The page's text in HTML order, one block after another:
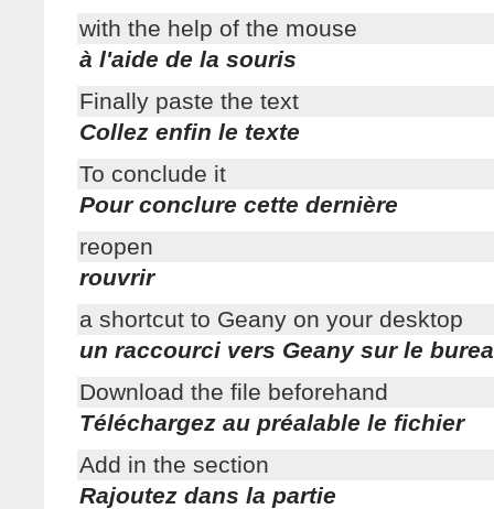
with the help of the mouse
à l'aide de la souris
Finally paste the text
Collez enfin le texte
To conclude it
Pour conclure cette dernière
reopen
rouvrir
a shortcut to Geany on your desktop
un raccourci vers Geany sur le
Download the file beforehand
Téléchargez au préalable le fichier
Add in the section
Rajoutez dans la partie